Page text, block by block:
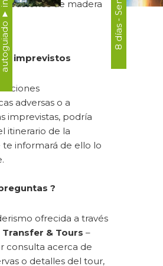
bastones de madera
imprevistos
adversas o a
imprevistas, podría
itinerario de la
te informará de ello lo
?
ofrecida a través
Transfer & Tours –
consulta acerca de
o detalles del tour,